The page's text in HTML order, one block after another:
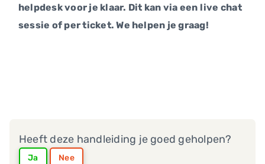
helpdesk voor je klaar. Dit kan via een live chat
sessie of per ticket. We helpen je graag!
Heeft deze handleiding je goed geholpen?
Ja Nee